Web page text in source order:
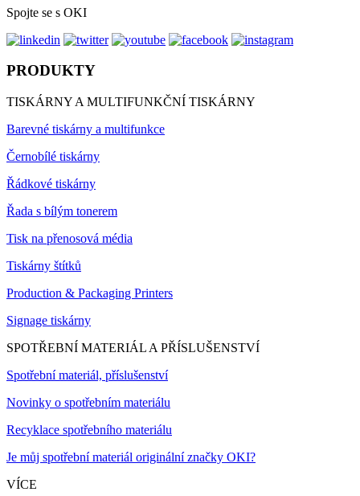
Spojte se s OKI
PRODUKTY
TISKÁRNY A MULTIFUNKČNÍ TISKÁRNY
Barevné tiskárny a multifunkce
Černobílé tiskárny
Řádkové tiskárny
Řada s bílým tonerem
Tisk na přenosová média
Tiskárny štítků
Production & Packaging Printers
Signage tiskárny
SPOTŘEBNÍ MATERIÁL A PŘÍSLUŠENSTVÍ
Spotřební materiál, příslušenství
Novinky o spotřebním materiálu
Recyklace spotřebního materiálu
Je můj spotřební materiál originální značky OKI?
VÍCE